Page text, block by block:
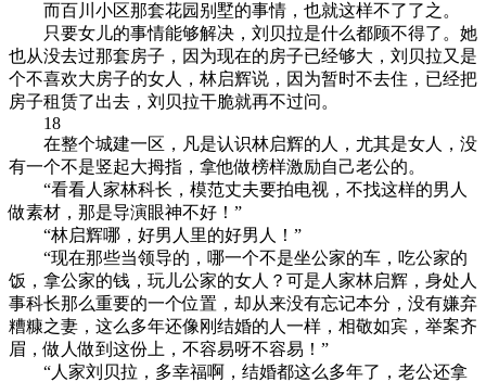
而百川小区那套花园别墅的事情，也就这样不了了之。
只要女儿的事情能够解决，刘贝拉是什么都顾不得了。她
也从没去过那套房子，因为现在的房子已经够大，刘贝拉又是
个不喜欢大房子的女人，林启辉说，因为暂时不去住，已经把
房子租赁了出去，刘贝拉干脆就再不过问。
18
在整个城建一区，凡是认识林启辉的人，尤其是女人，没
有一个不是竖起大拇指，拿他做榜样激励自己老公的。
“看看人家林科长，模范丈夫要拍电视，不找这样的男人
做素材，那是导演眼神不好！”
“林启辉哪，好男人里的好男人！”
“现在那些当领导的，哪一个不是坐公家的车，吃公家的
饭，拿公家的钱，玩儿公家的女人？可是人家林启辉，身处人
事科长那么重要的一个位置，却从来没有忘记本分，没有嫌弃
糟糠之妻，这么多年还像刚结婚的人一样，相敬如宾，举案齐
眉，做人做到这份上，不容易呀不容易！”
“人家刘贝拉，多幸福啊，结婚都这么多年了，老公还拿